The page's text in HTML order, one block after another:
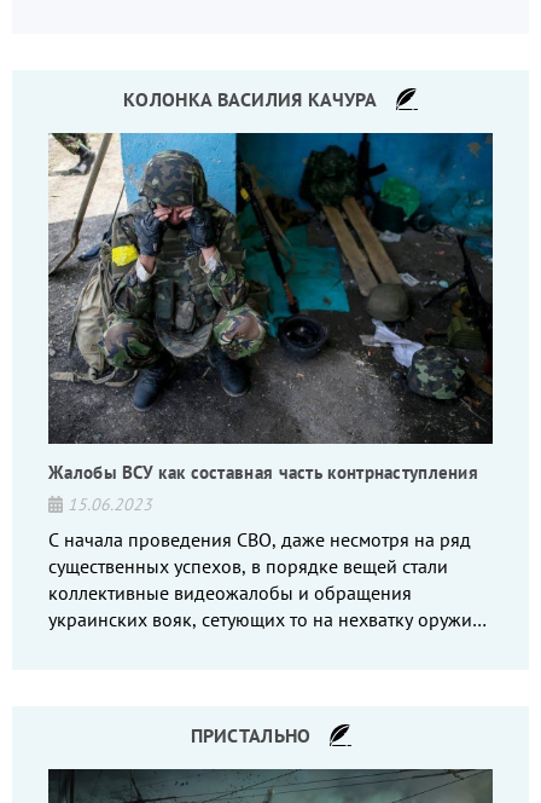
КОЛОНКА ВАСИЛИЯ КАЧУРА
Жалобы ВСУ как составная часть контрнаступления
15.06.2023
С начала проведения СВО, даже несмотря на ряд
существенных успехов, в порядке вещей стали
коллективные видеожалобы и обращения
украинских вояк, сетующих то на нехватку оружия,
ПРИСТАЛЬНО